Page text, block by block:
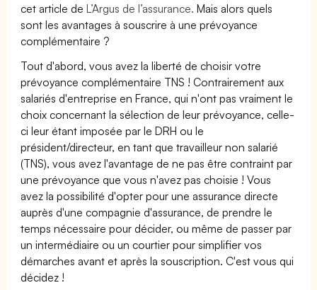
cet article deL’Argus de l’assurance. Mais alors quels
sont les avantages à souscrire à une prévoyance
complémentaire ?
Tout d'abord, vous avez la liberté de choisir votre
prévoyance complémentaire TNS ! Contrairement aux
salariés d'entreprise en France, qui n'ont pas vraiment le
choix concernant la sélection de leur prévoyance, celle-
ci leur étant imposée par le DRH ou le
président/directeur, en tant que travailleur non salarié
(TNS), vous avez l'avantage de ne pas être contraint par
une prévoyance que vous n'avez pas choisie ! Vous
avez la possibilité d'opter pour une assurance directe
auprès d'une compagnie d'assurance, de prendre le
temps nécessaire pour décider, ou même de passer par
un intermédiaire ou un courtier pour simplifier vos
démarches avant et après la souscription. C'est vous qui
décidez !